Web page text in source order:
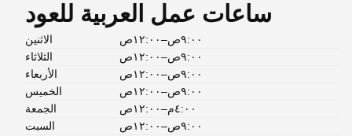
ساعات عمل العربية للعود
الاثنين
٩:٠٠ص–١٢:٠٠ص
الثلاثاء
٩:٠٠ص–١٢:٠٠ص
الأربعاء
٩:٠٠ص–١٢:٠٠ص
الخميس
٩:٠٠ص–١٢:٠٠ص
الجمعة
٤:٠٠م–١٢:٠٠ص
السبت
٩:٠٠ص–١٢:٠٠ص